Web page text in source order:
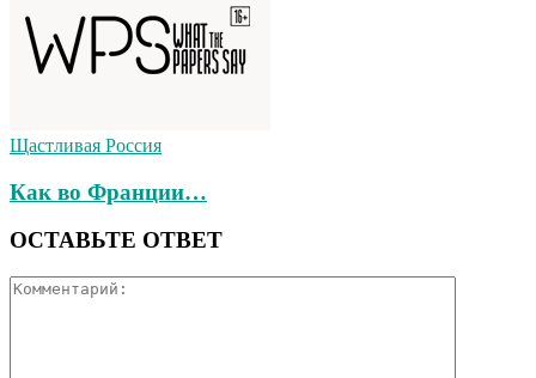
Щастливая Россия
Как во Франции…
ОСТАВЬТЕ ОТВЕТ